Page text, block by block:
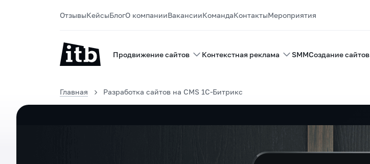
ОтзывыКейсыБлогО компанииВакансииКомандаКонтактыМероприятия
Продвижение сайтов Контекстная реклама SMMСоздание сайтов
Главная Разработка сайтов на CMS 1C-Битрикс